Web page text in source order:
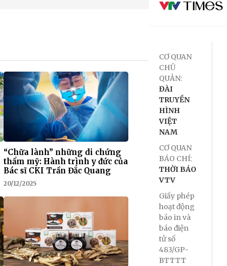
“Chữa lành” những di chứng
thẩm mỹ: Hành trình y đức của
Bác sĩ CKI Trần Đắc Quang
20/12/2025
CƠ QUAN
CHỦ
QUẢN:
ĐÀI
TRUYỀN
HÌNH
VIỆT
NAM
CƠ QUAN
BÁO CHÍ:
THỜI BÁO
VTV
Giấy phép
hoạt động
báo in và
báo điện
tử số
483/GP-
BTTTT